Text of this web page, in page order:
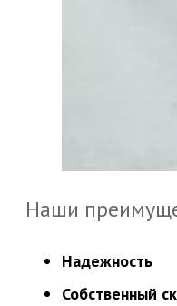
Наши
Надежность
Собственный